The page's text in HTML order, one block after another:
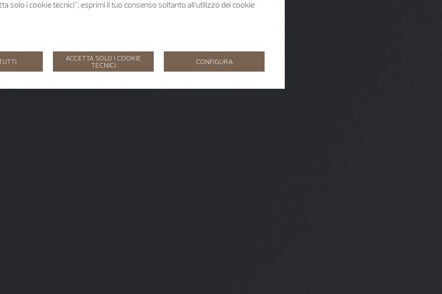
solo i cookie tecnici”, esprimi il tuo consenso soltanto all’utilizzo dei cookie
ACCETTA SOLO I COOKIE
TECNICI CONFIGURA